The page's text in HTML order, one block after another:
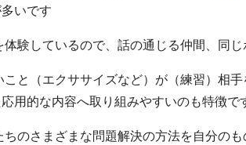
いです
験しているので、話の通じる仲間、同
と（エクササイズなど）が（練習）相
用的な内容へ取り組みやすいのも特徴で
のさまざまな問題解決の方法を自分の